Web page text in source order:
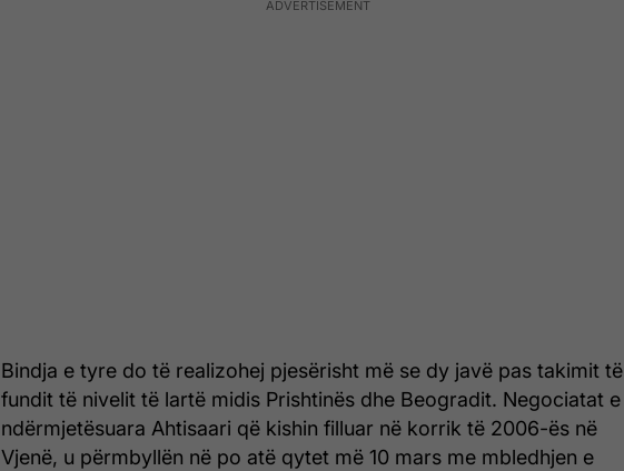
Bindja e tyre do të realizohej pjesërisht më se dy javë pas takimit të
fundit të nivelit të lartë midis Prishtinës dhe Beogradit. Negociatat e
ndërmjetësuara Ahtisaari që kishin filluar në korrik të 2006-ës në
Vjenë, u përmbyllën në po atë qytet më 10 mars me mbledhjen e